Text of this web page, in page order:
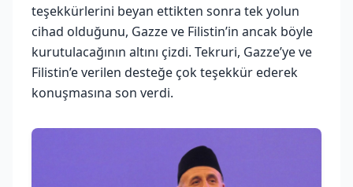
teşekkürlerini beyan ettikten sonra tek yolun
cihad olduğunu, Gazze ve Filistin’in ancak böyle
kurutulacağının altını çizdi. Tekruri, Gazze’ye ve
Filistin’e verilen desteğe çok teşekkür ederek
konuşmasına son verdi.